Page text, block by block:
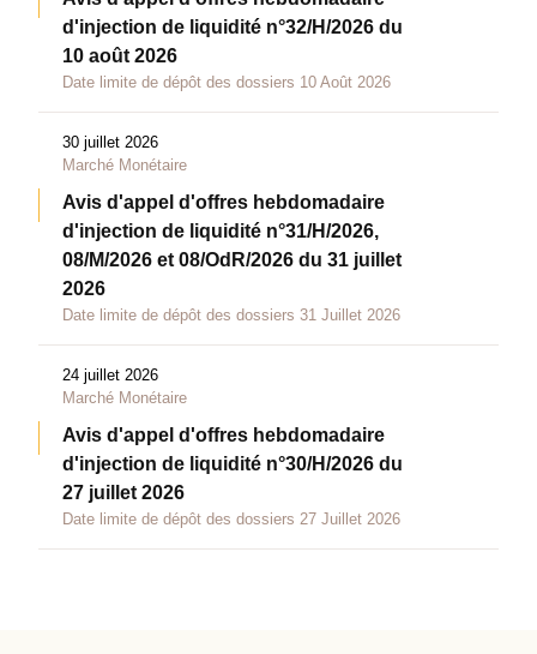
d'injection de liquidité n°32/H/2026 du
10 août 2026
Date limite de dépôt des dossiers 10 Août 2026
30 juillet 2026
Marché Monétaire
Avis d'appel d'offres hebdomadaire
d'injection de liquidité n°31/H/2026,
08/M/2026 et 08/OdR/2026 du 31 juillet
2026
Date limite de dépôt des dossiers 31 Juillet 2026
24 juillet 2026
Marché Monétaire
Avis d'appel d'offres hebdomadaire
d'injection de liquidité n°30/H/2026 du
27 juillet 2026
Date limite de dépôt des dossiers 27 Juillet 2026